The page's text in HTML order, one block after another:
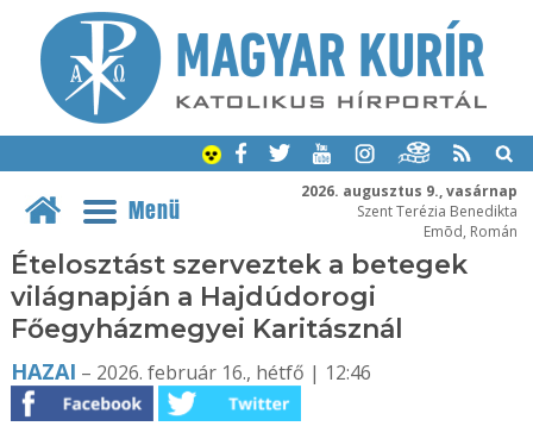
2026. augusztus 9., vasárnap
Szent Terézia Benedikta
Emõd, Román
Menü
Ételosztást szerveztek a betegek
világnapján a Hajdúdorogi
Főegyházmegyei Karitásznál
HAZAI – 2026. február 16., hétfő | 12:46